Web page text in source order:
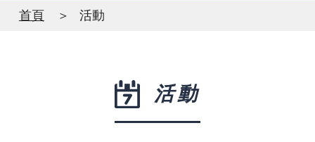
首頁 活動
活動